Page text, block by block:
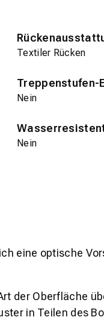
Textiler Rücken
Treppenstufen-
Nein
Nein
eine optische
der Oberfläche
in Teilen des